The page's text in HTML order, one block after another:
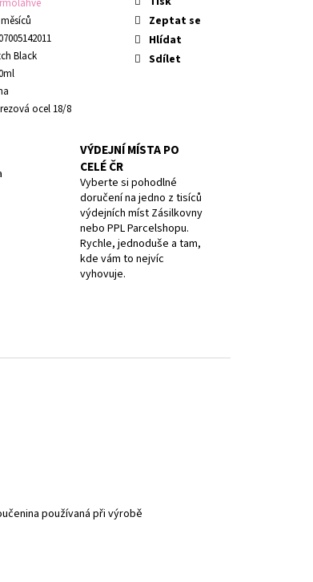
Black
ocel 18/8
Zeptat se
Hlídat
Sdílet
VÝDEJNÍ MÍSTA PO
CELÉ ČR
Vyberte si pohodlné
doručení na jedno z tisíců
výdejních míst Zásilkovny
nebo PPL Parcelshopu.
Rychle, jednoduše a tam,
kde vám to nejvíc
vyhovuje.
používaná při výrobě